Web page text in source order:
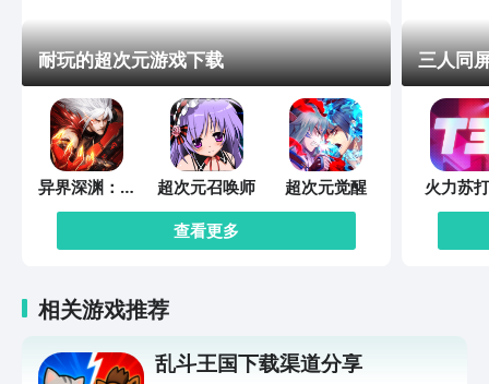
耐玩的超次元游戏下载
异界深渊：觉
醒
超次元召唤师
超次元觉醒
查看更多
三人同
火力苏
相关游戏推荐
乱斗王国下载渠道分享